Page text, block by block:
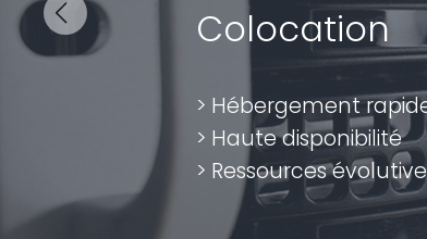
Colocation
> Hébergement
> Haute disponibilité
> Ressources
Previous